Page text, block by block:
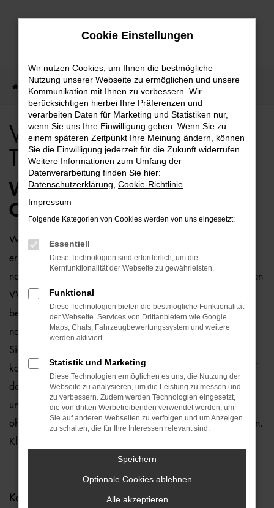
Zum
Startseite Rostock VW VW Caddy für Rostock Top Angebote
VW Caddy für Rostock
Top Angebote
WIE WÄRE ES MIT EINEM VW
CADDY FÜR ROSTOCK?
Wer zu uns und damit zur Auto-Familie Ostermaier kommt,
erhält viele Vorschläge rund um die Mobilität. Das gilt
natürlich auch für Rostock und Umgebung, wo wir gerne den
VW Caddy empfehlen. Die Rede ist von einem rundum
bewährten und zuverlässigen Fahrzeug, das perfekt zu
nahezu jedem Anspruch in Rostock passt. Gerne lassen wir
Sie bei uns vor Ort einsteigen oder übernehmen die
komplette Beratung auf digitalem Weg. Der Vorteil liegt auf
der Hand, denn so erhalten Sie Ihren VW Caddy frei Haus
und erfreuen sich an der direkten Lieferung nach Rostock
ohne für den Autokauf Ihre eigenen vier Wände zu verlassen.
Klingt gut? Dann kontaktieren Sie uns noch heute.
Kategorie
Cookie Einstellungen
Wir nutzen Cookies, um Ihnen die bestmögliche
Nutzung unserer Webseite zu ermöglichen und unsere
Kommunikation mit Ihnen zu verbessern. Wir
berücksichtigen hierbei Ihre Präferenzen und
verarbeiten Daten für Marketing und Statistiken nur,
wenn Sie uns Ihre Einwilligung geben. Wenn Sie zu
einem späteren Zeitpunkt Ihre Meinung ändern, können
Sie die Einwilligung jederzeit für die Zukunft widerrufen.
Weitere Informationen zum Umfang der
Datenverarbeitung finden Sie hier:
Datenschutzerklärung Cookie-Richtlinie
Impressum
Folgende Kategorien von Cookies werden von uns eingesetzt:
Essentiell
Diese Technologien sind erforderlich, um die
Kernfunktionalität der Webseite zu gewährleisten.
Funktional
Diese Technologien bieten die bestmögliche Funktionalität
der Webseite. Services von Drittanbietern wie Google
Maps, Chats, Fahrzeugbewertungssystem und weitere
werden aktiviert.
Statistik und Marketing
Diese Technologien ermöglichen es uns, die Nutzung der
Webseite zu analysieren, um die Leistung zu messen und
zu verbessern. Zudem werden Technologien eingesetzt,
die von dritten Werbetreibenden verwendet werden, um
Sie auf anderen Webseiten zu verfolgen und um Anzeigen
zu schalten, die für Ihre Interessen relevant sind.
Speichern
Optionale Cookies ablehnen
Alle akzeptieren